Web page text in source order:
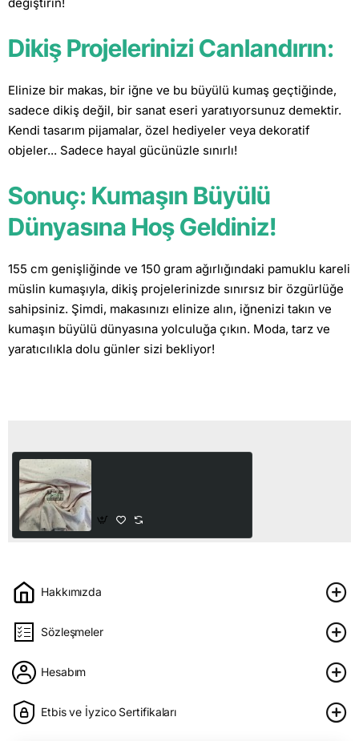
değiştirin!
Dikiş Projelerinizi Canlandırın:
Elinize bir makas, bir iğne ve bu büyülü kumaş geçtiğinde,
sadece dikiş değil, bir sanat eseri yaratıyorsunuz demektir.
Kendi tasarım pijamalar, özel hediyeler veya dekoratif
objeler... Sadece hayal gücünüzle sınırlı!
Sonuç: Kumaşın Büyülü
Dünyasına Hoş Geldiniz!
155 cm genişliğinde ve 150 gram ağırlığındaki pamuklu kareli
müslin kumaşıyla, dikiş projelerinizde sınırsız bir özgürlüğe
sahipsiniz. Şimdi, makasınızı elinize alın, iğnenizi takın ve
kumaşın büyülü dünyasına yolculuğa çıkın. Moda, tarz ve
yaratıcılıkla dolu günler sizi bekliyor!
Hakkımızda
Sözleşmeler
Hesabım
Etbis ve İyzico Sertifikaları